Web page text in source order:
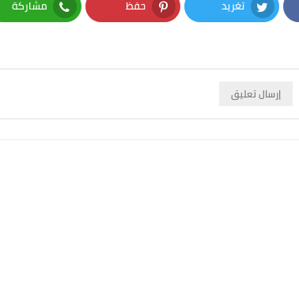
تغريد
Twitter
حفظ
Pinterest
مشاركة
Whatsapp
إرسال تعليق